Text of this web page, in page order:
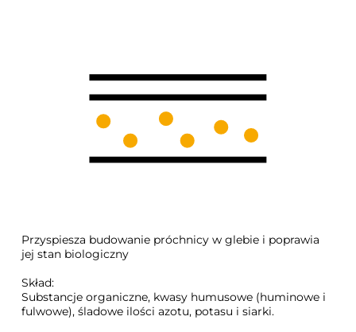
Przyspiesza budowanie próchnicy w glebie i poprawia
jej stan biologiczny
Skład:
Substancje organiczne, kwasy humusowe (huminowe i
fulwowe), śladowe ilości azotu, potasu i siarki.